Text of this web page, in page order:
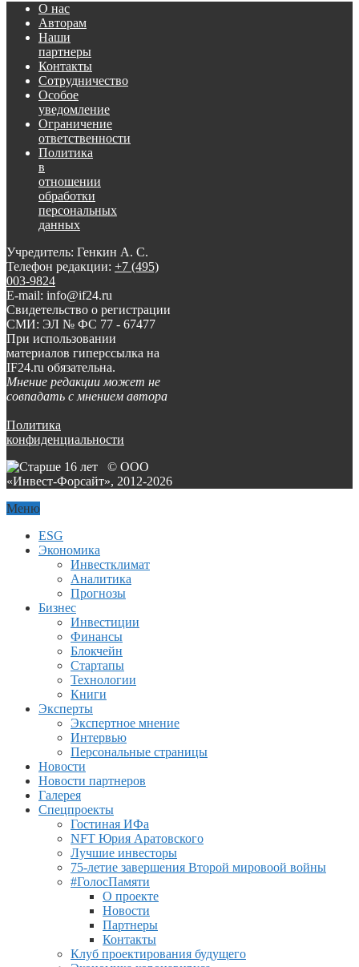
О нас
Авторам
Наши
партнеры
Контакты
Сотрудничество
Особое
уведомление
Ограничение
ответственности
Политика
в
отношении
обработки
персональных
данных
Учредитель: Генкин А. С.
Телефон редакции: +7 (495)
003-9824
E-mail: info@if24.ru
Свидетельство о регистрации
СМИ: ЭЛ № ФС 77 - 67477
При использовании
материалов гиперссылка на
IF24.ru обязательна.
Мнение редакции может не
совпадать с мнением автора
Политика
конфиденциальности
© ООО
«Инвест-Форсайт», 2012-2026
Меню
ESG
Экономика
Инвестклимат
Аналитика
Прогнозы
Бизнес
Инвестиции
Финансы
Блокчейн
Стартапы
Технологии
Книги
Эксперты
Экспертное мнение
Интервью
Персональные страницы
Новости
Новости партнеров
Галерея
Спецпроекты
Гостиная ИФа
NFT Юрия Аратовского
Лучшие инвесторы
75-летие завершения Второй мировоой войны
#ГолосПамяти
О проекте
Новости
Партнеры
Контакты
Клуб проектирования будущего